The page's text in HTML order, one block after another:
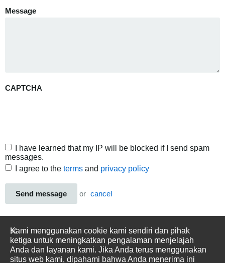
Message
CAPTCHA
I have learned that my IP will be blocked if I send spam
messages.
I agree to the terms and privacy policy
Send message or cancel
Kami menggunakan cookie kami sendiri dan pihak
ketiga untuk meningkatkan pengalaman menjelajah
Anda dan layanan kami. Jika Anda terus menggunakan
situs web kami, dipahami bahwa Anda menerima ini